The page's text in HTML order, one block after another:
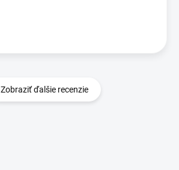
Zobraziť ďalšie recenzie